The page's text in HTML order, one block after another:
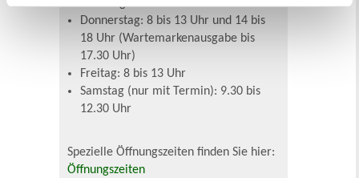
Donnerstag: 8 bis 13 Uhr und 14 bis
18 Uhr (Wartemarkenausgabe bis
17.30 Uhr)
Freitag: 8 bis 13 Uhr
Samstag (nur mit Termin): 9.30 bis
12.30 Uhr
Spezielle Öffnungszeiten finden Sie hier:
Öffnungszeiten